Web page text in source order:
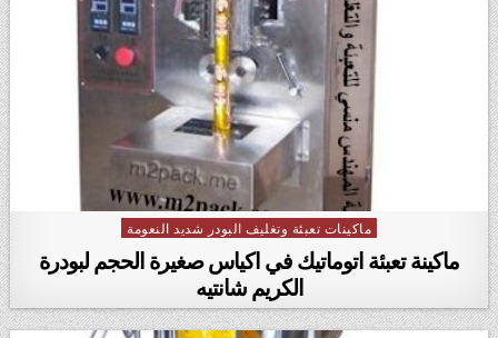
Posted in
ماكينات تعبئة وتغليف البودر شديد النعومة
ماكينة تعبئة اتوماتيك في اكياس صغيرة الحجم لبودرة
الكريم شانتيه